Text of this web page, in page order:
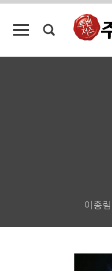
이종